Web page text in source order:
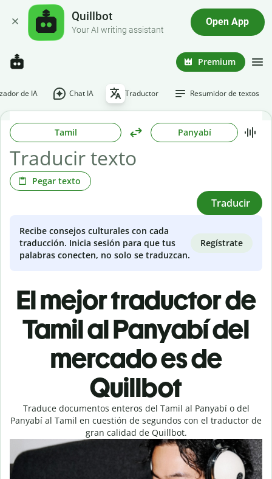
Quillbot
Your AI writing assistant
Open App
Premium
de IA Chat IA Traductor Resumidor de textos
Tamil Panyabí
Pegar texto
Traducir
Recibe consejos culturales con cada
traducción. Inicia sesión para que tus
palabras conecten, no solo se traduzcan.
Regístrate
El mejor traductor de
Tamil al Panyabí del
mercado es de
Quillbot
Traduce documentos enteros del Tamil al Panyabí o del
Panyabí al Tamil en cuestión de segundos con el traductor de
gran calidad de Quillbot.